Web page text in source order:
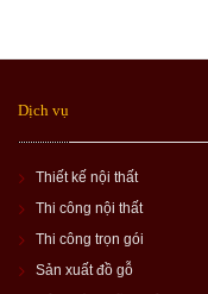
Dịch vụ
Thiết kế nội thất
Thi công nội thất
Thi công trọn gói
Sản xuất đồ gỗ